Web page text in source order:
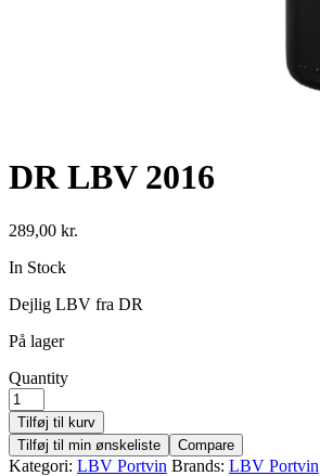
DR LBV 2016
289,00 kr.
Availability:
In Stock
Dejlig LBV fra DR
På lager
Quantity
Tilføj til kurv
Tilføj til min ønskeliste
Compare
Kategori: LBV Portvin Brands: LBV Portvin